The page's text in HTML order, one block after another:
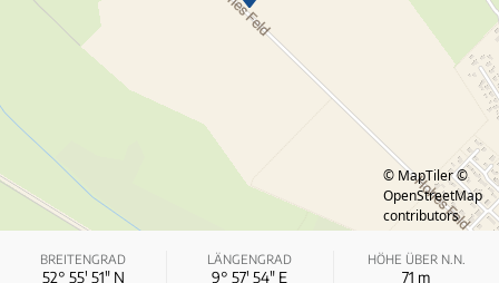
© MapTiler©
OpenStreetMap
contributors
BREITENGRAD
52° 55′ 51″ N
LÄNGENGRAD
9° 57′ 54″ E
HÖHE ÜBER N.N.
71 m